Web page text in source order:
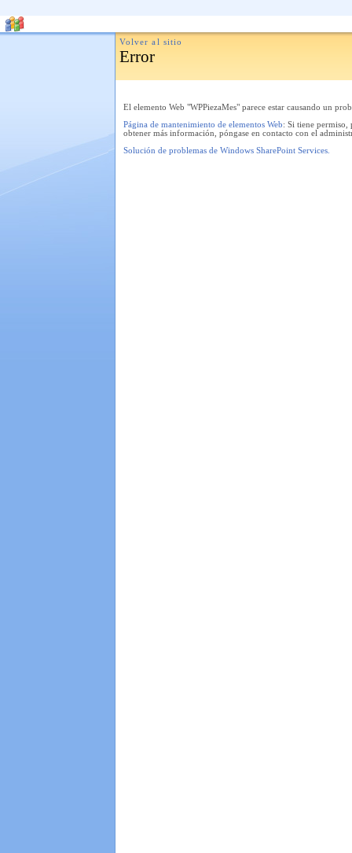
Volver al sitio
Error
El elemento Web "WPPiezaMes" parece estar causando un
Página de mantenimiento de elementos Web: Si tiene permiso,
obtener más información, póngase en contacto con el
Solución de problemas de Windows SharePoint Services.